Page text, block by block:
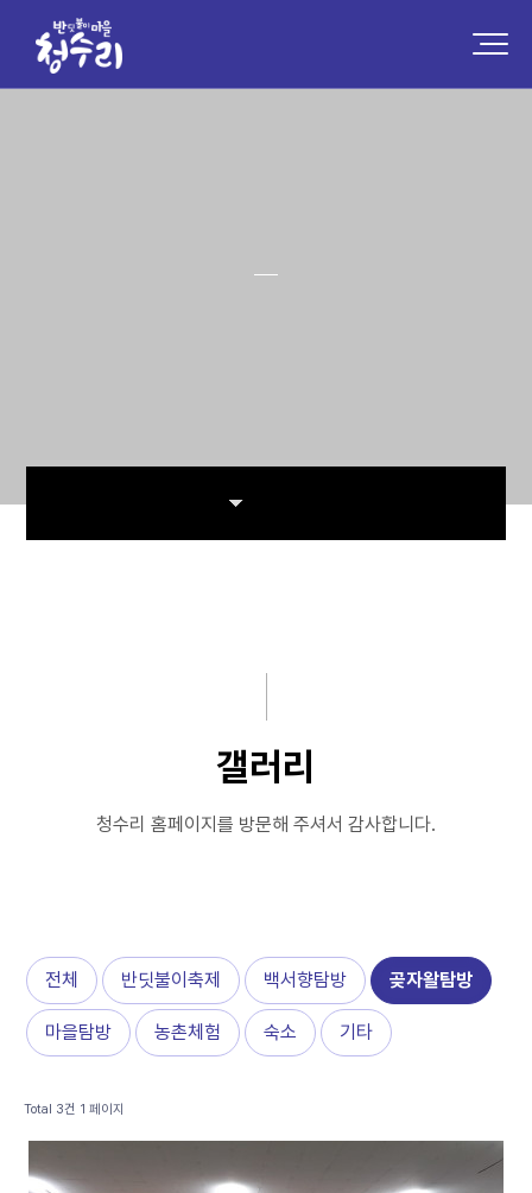
갤러리
청수리 홈페이지를 방문해 주셔서 감사합니다.
전체 반딧불이축제 백서향탐방 곶자왈탐방
마을탐방 농촌체험 숙소 기타
Total 3건 1 페이지